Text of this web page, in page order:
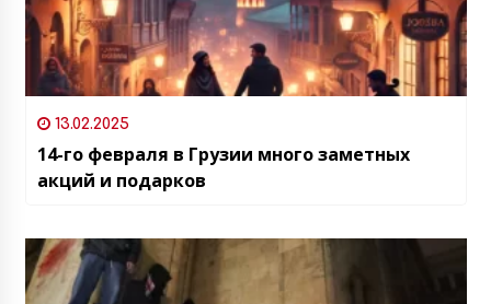
13.02.2025
14-го февраля в Грузии много заметных
акций и подарков